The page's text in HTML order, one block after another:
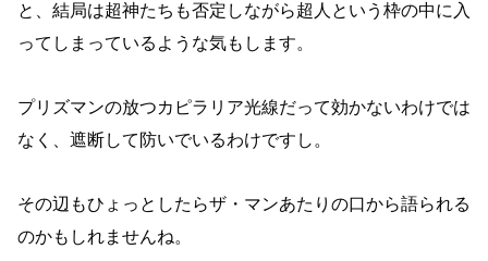
と、結局は超神たちも否定しながら超人という枠の中に入
ってしまっているような気もします。
プリズマンの放つカピラリア光線だって効かないわけでは
なく、遮断して防いでいるわけですし。
その辺もひょっとしたらザ・マンあたりの口から語られる
のかもしれませんね。